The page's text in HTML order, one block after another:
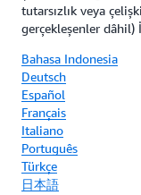
tutarsızlık veya
gerçekleşenler dâhil)
Bahasa Indonesia
Deutsch
Español
Français
Italiano
Português
Türkçe
日本語